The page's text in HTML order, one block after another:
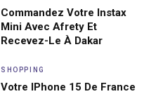
Commandez Votre Instax
Mini Avec Afrety Et
Recevez-Le À Dakar
SHOPPING
Votre IPhone 15 De France